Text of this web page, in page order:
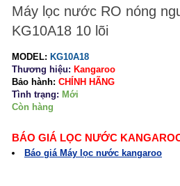
Máy lọc nước RO nóng
KG10A18 10 lõi
MODEL: KG10A18
Thương hiệu: Kangaroo
Bảo hành: CHÍNH HÃNG
Tình trạng: Mới
Còn hàng
BÁO GIÁ LỌC NƯỚC
Báo giá Máy lọc nước kangaroo